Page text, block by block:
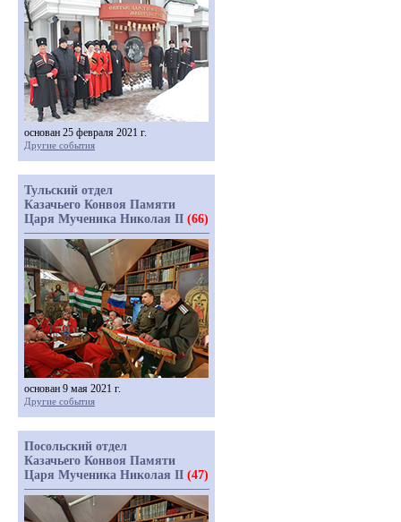
основан 25 февраля 2021 г.
Другие события
Тульский отдел
Казачьего Конвоя Памяти
Царя Мученика Николая II (66)
основан 9 мая 2021 г.
Другие события
Посольский отдел
Казачьего Конвоя Памяти
Царя Мученика Николая II (47)